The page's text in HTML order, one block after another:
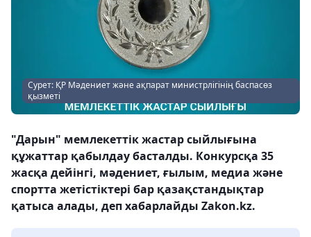
Сурет: ҚР Мәдениет және ақпарат министрлігінің баспасөз
қызметі
"Дарын" мемлекеттік жастар сыйлығына
құжаттар қабылдау басталды. Конкурсқа 35
жасқа дейінгі, мәдениет, ғылым, медиа және
спортта жетістіктері бар қазақстандықтар
қатыса алады, деп хабарлайды Zakon.kz.